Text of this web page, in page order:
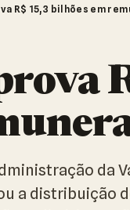
R$ 15,3 bilhões em
da
a distribuição